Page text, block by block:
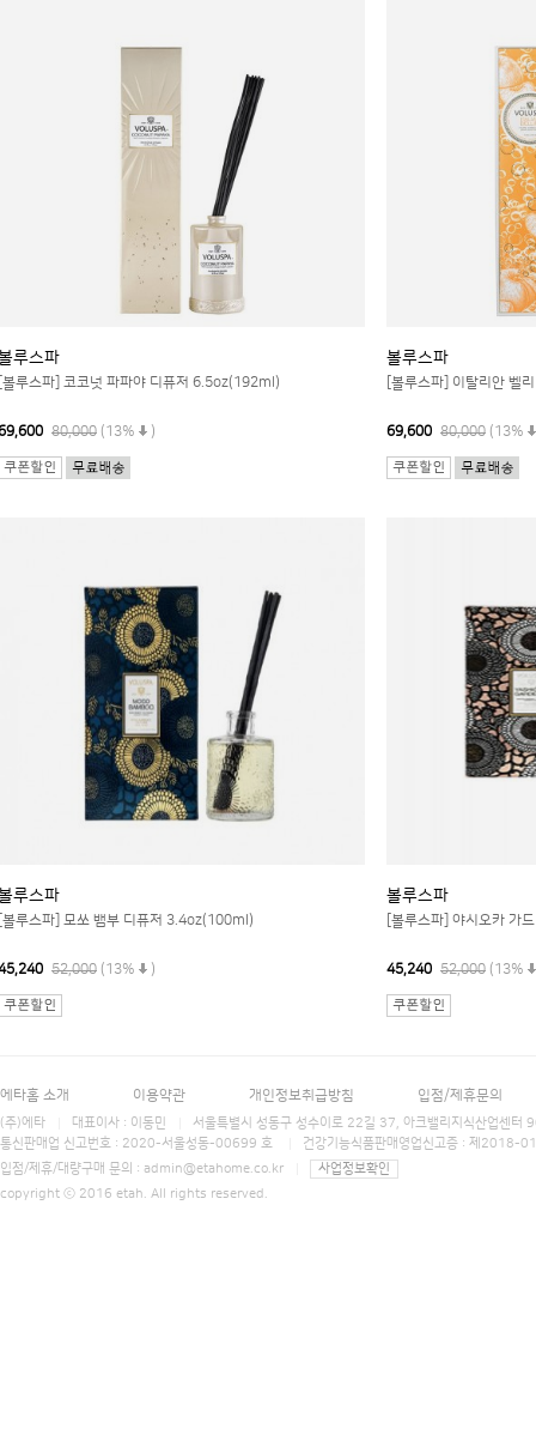
루스파
루스파] 코코넛 파파야 디퓨저 6.5oz(192ml)
80,000 (13% )
볼루스파
[볼루스파] 이탈리안 벨
69,600 80,000 (13%
루스파
루스파] 모쏘 뱀부 디퓨저 3.4oz(100ml)
52,000 (13% )
볼루스파
[볼루스파] 야시오카 가
45,240 52,000 (13%
에타홈 소개 이용약관 개인정보취급방침 입점/제휴문의
(주)에타 대표이사 : 이동민
서울특별시 성동구 성수이로 22길 37, 아크밸리지식산업
통신판매업 신고번호 : 2020-서울성동-00699 호
건강기능식품판매영업신고증 : 제2018-
입점/제휴/대량구매 문의 : admin@etahome.co.kr
사업정보확인
copyright ⓒ 2016 etah. All rights reserved.